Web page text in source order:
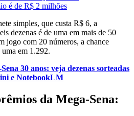
é de R$ 2 milhões
simples, que custa R$ 6, a
dezenas é de uma em mais de 50
jogo com 20 números, a chance
em 1.292.
30 anos: veja dezenas sorteadas
e NotebookLM
da Mega-Sena: